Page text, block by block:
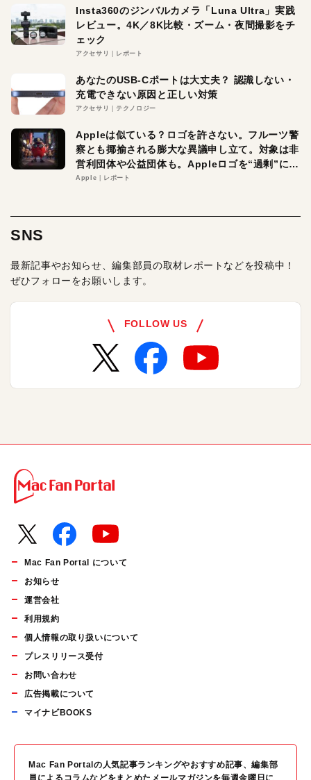
Insta360のジンバルカメラ「Luna Ultra」実践
レビュー。4K／8K比較・ズーム・夜間撮影をチ
ェック
アクセサリ レポート
あなたのUSB-Cポートは大丈夫？ 認識しない・
充電できない原因と正しい対策
アクセサリ テクノロジー
Appleは似ている？ロゴを許さない。フルーツ警
察とも揶揄される膨大な異議申し立て。対象は非
営利団体や公益団体も。Appleロゴを“過剰”に守
る理由とは
Apple レポート
SNS
最新記事やお知らせ、編集部員の取材レポートなどを投稿中！
ぜひフォローをお願いします。
FOLLOW US
Mac Fan Portal について
お知らせ
運営会社
利用規約
個人情報の取り扱いについて
プレスリリース受付
お問い合わせ
広告掲載について
マイナビBOOKS
Mac Fan Portalの人気記事ランキングやおすすめ記事、編集部
員によるコラムなどをまとめたメールマガジンを毎週金曜日に